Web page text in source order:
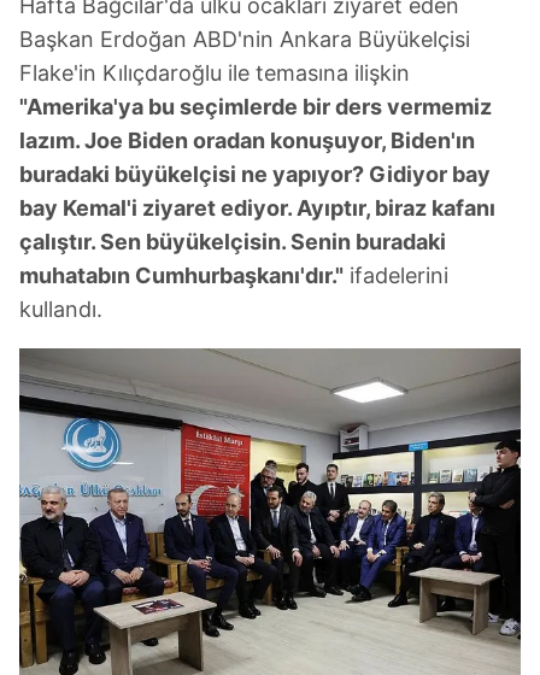
Hafta Bağcılar'da ülkü ocakları ziyaret eden
Başkan Erdoğan ABD'nin Ankara Büyükelçisi
Flake'in Kılıçdaroğlu ile temasına ilişkin
"Amerika'ya bu seçimlerde bir ders vermemiz
lazım. Joe Biden oradan konuşuyor, Biden'ın
buradaki büyükelçisi ne yapıyor? Gidiyor bay
bay Kemal'i ziyaret ediyor. Ayıptır, biraz kafanı
çalıştır. Sen büyükelçisin. Senin buradaki
muhatabın Cumhurbaşkanı'dır." ifadelerini
kullandı.